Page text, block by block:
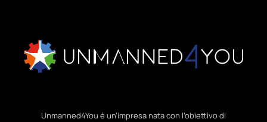
Unmanned4You è un’impresa nata con l’obiettivo di